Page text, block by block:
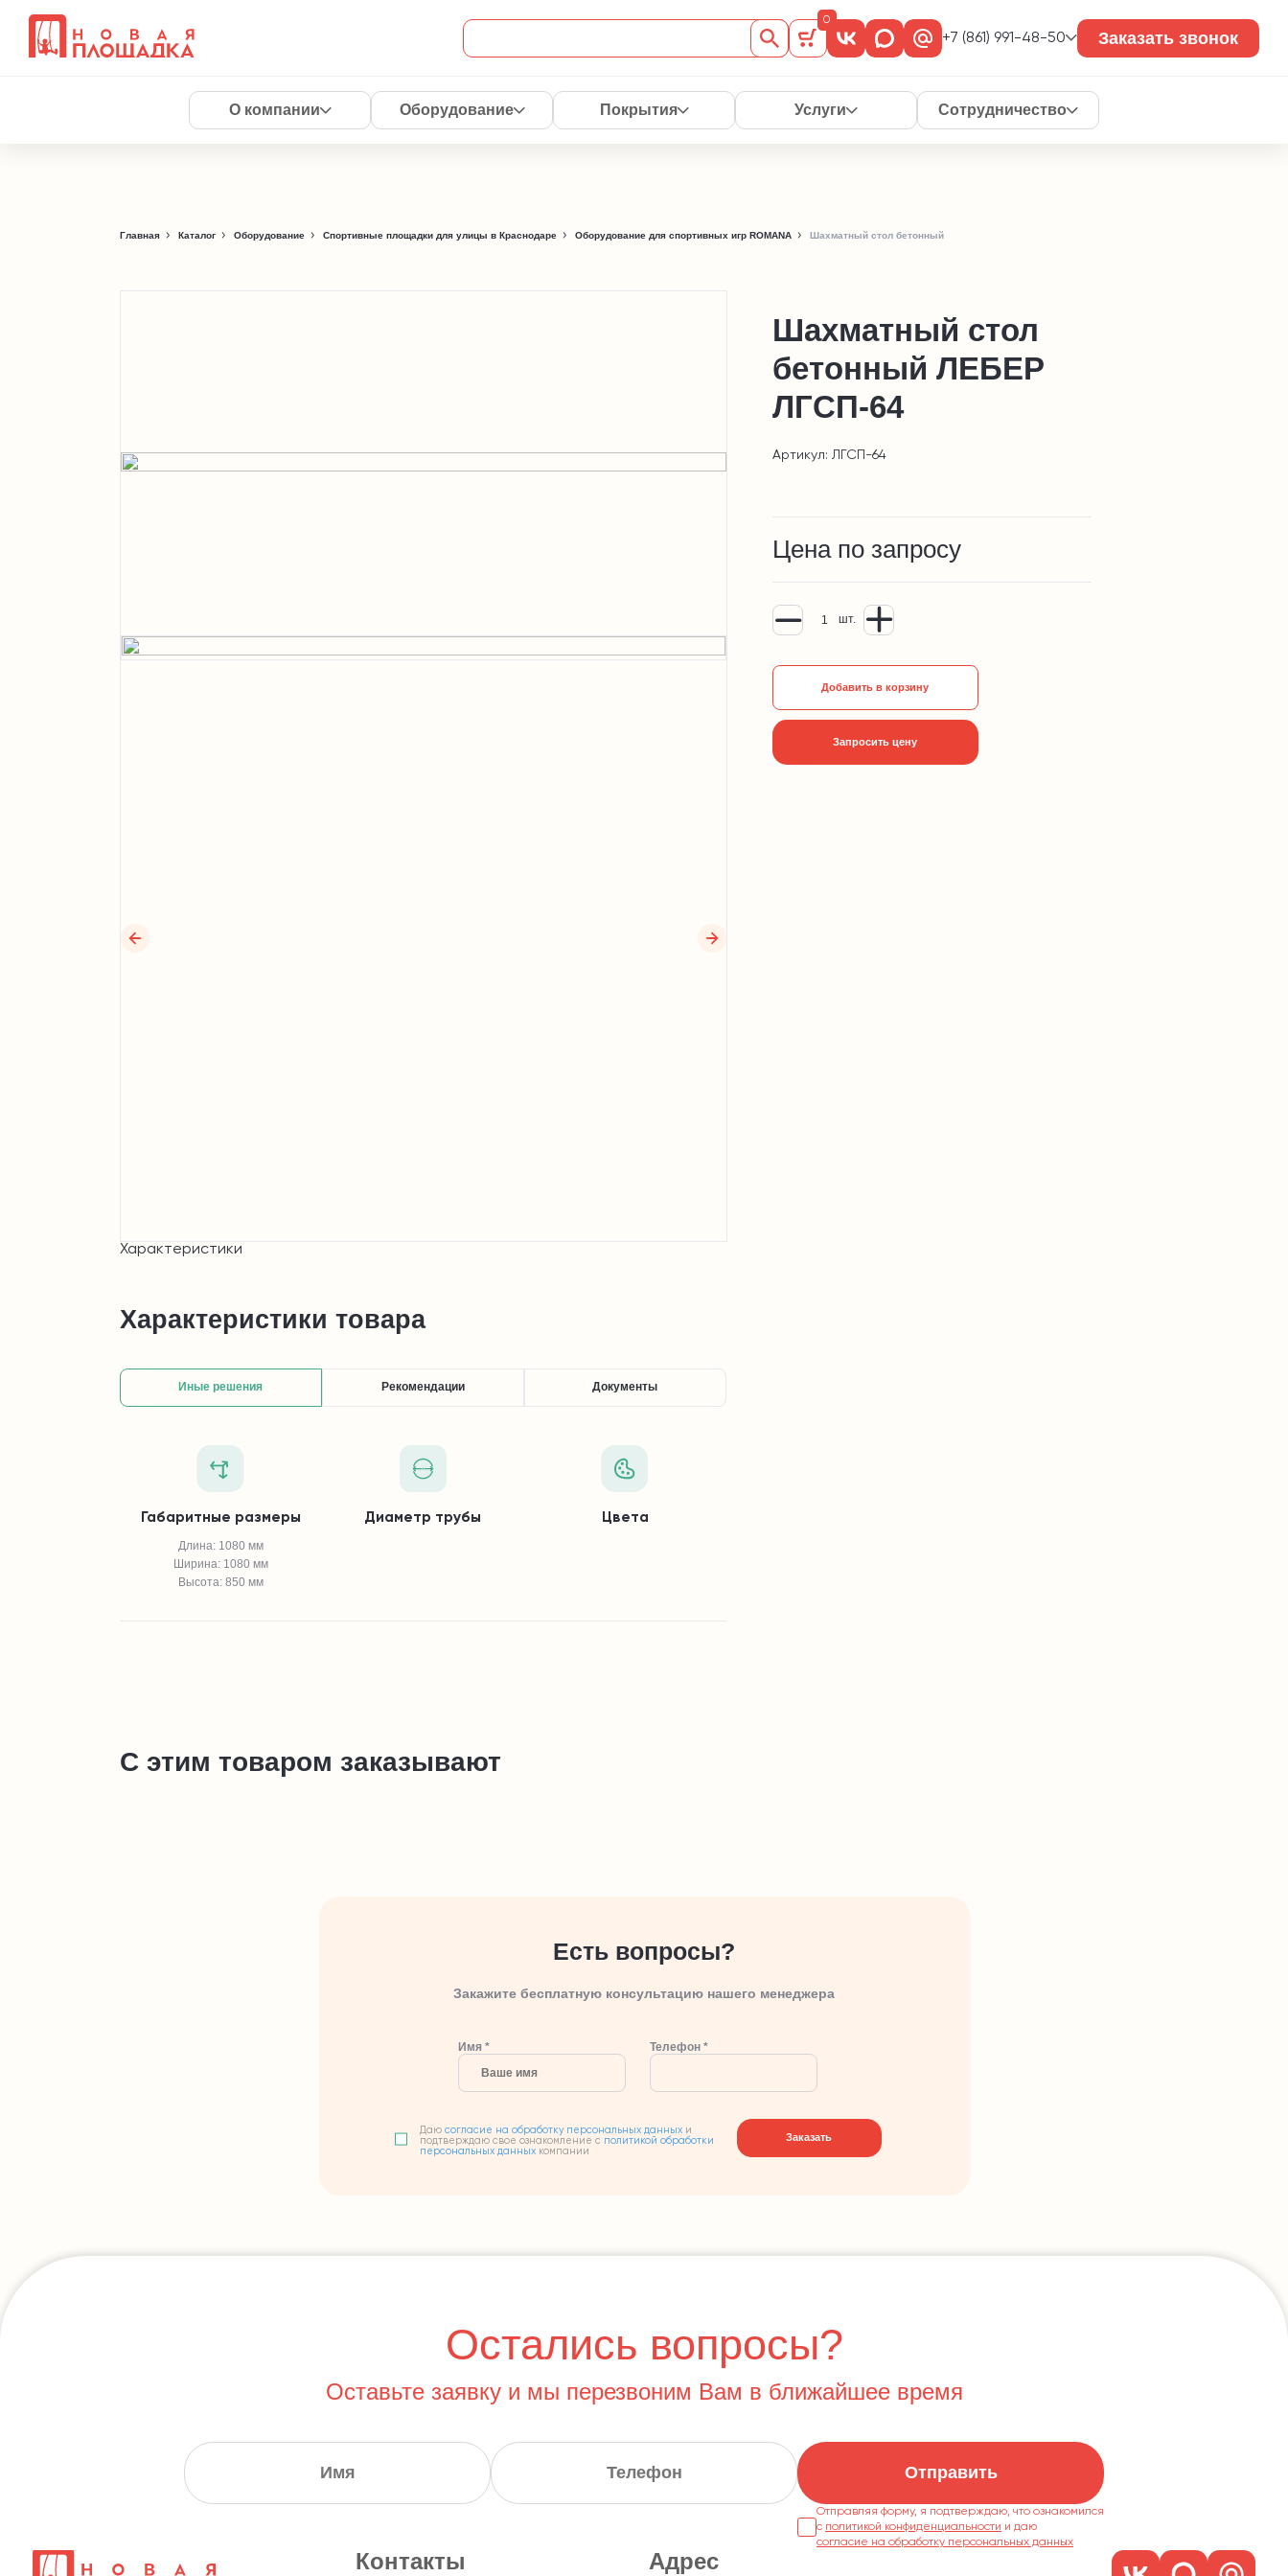
0
+7 (861) 991-48-50 Заказать звонок
О компании Оборудование Покрытия Услуги Сотрудничество
Главная Каталог Оборудование Спортивные площадки для улицы в Краснодаре Оборудование для спортивных игр ROMANA Шахматный стол бетонный
Шахматный стол
бетонный ЛЕБЕР
ЛГСП-64
Артикул: ЛГСП-64
Цена по запросу
шт.
Добавить в корзину
Запросить цену
Характеристики
Характеристики товара
Иные решения Рекомендации Документы
Габаритные размеры
Длина: 1080 мм
Ширина: 1080 мм
Высота: 850 мм
Диаметр трубы Цвета
С этим товаром заказывают
Есть вопросы?
Закажите бесплатную консультацию нашего менеджера
Имя * Телефон *
Даю согласие на обработку персональных данных и
подтверждаю свое ознакомление с политикой обработки
персональных данных компании
Заказать
Остались вопросы?
Оставьте заявку и мы перезвоним Вам в ближайшее время
Отправить
Отправляя форму, я подтверждаю, что ознакомился
с политикой конфиденциальности
согласие на обработку персональных данных
Контакты Адрес